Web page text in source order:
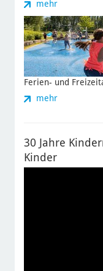
mehrzu
Schulen
Ferien- und
mehrzu
30 Jahre
Kinder